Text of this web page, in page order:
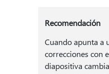
Recomendación
Cuando apunta a
correcciones con
diapositiva